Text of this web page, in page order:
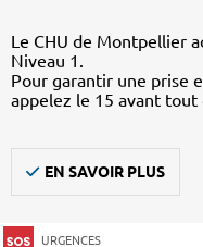
Le CHU de Montpellier
Niveau 1.
Pour garantir une prise
appelez le 15 avant tout
EN SAVOIR PLUS
URGENCES